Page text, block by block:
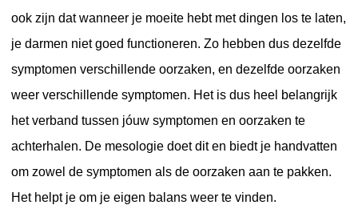
ook zijn dat wanneer je moeite hebt met dingen los te laten,
je darmen niet goed functioneren. Zo hebben dus dezelfde
symptomen verschillende oorzaken, en dezelfde oorzaken
weer verschillende symptomen. Het is dus heel belangrijk
het verband tussen jóuw symptomen en oorzaken te
achterhalen. De mesologie doet dit en biedt je handvatten
om zowel de symptomen als de oorzaken aan te pakken.
Het helpt je om je eigen balans weer te vinden.